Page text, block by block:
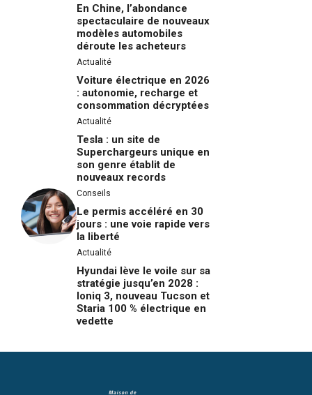
En Chine, l’abondance
spectaculaire de nouveaux
modèles automobiles
déroute les acheteurs
Actualité
Voiture électrique en 2026
: autonomie, recharge et
consommation décryptées
Actualité
Tesla : un site de
Superchargeurs unique en
son genre établit de
nouveaux records
Conseils
Le permis accéléré en 30
jours : une voie rapide vers
la liberté
Actualité
Hyundai lève le voile sur sa
stratégie jusqu’en 2028 :
Ioniq 3, nouveau Tucson et
Staria 100 % électrique en
vedette